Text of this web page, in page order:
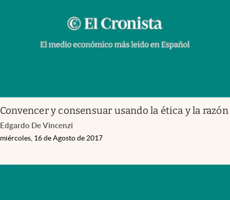
Convencer y consensuar usando la ética y la razón
Edgardo De Vincenzi
miércoles, 16 de Agosto de 2017